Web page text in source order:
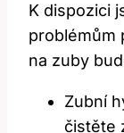
K dispozici
problémům
na zuby
Zubní
čistěte